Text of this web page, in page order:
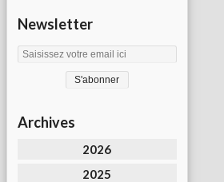
Newsletter
Archives
2026
2025